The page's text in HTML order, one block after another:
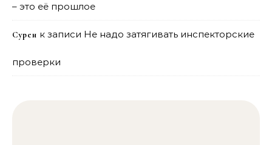
– это её прошлое
Сурен к записи Не надо затягивать инспекторские
проверки